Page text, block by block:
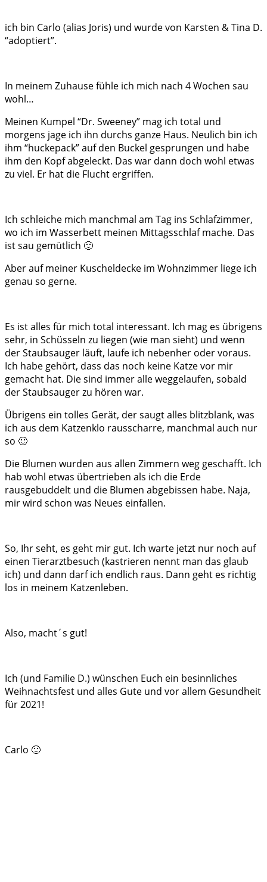
ich bin Carlo (alias Joris) und wurde von Karsten & Tina D.
“adoptiert”.
In meinem Zuhause fühle ich mich nach 4 Wochen sau
wohl…
Meinen Kumpel “Dr. Sweeney” mag ich total und
morgens jage ich ihn durchs ganze Haus. Neulich bin ich
ihm “huckepack” auf den Buckel gesprungen und habe
ihm den Kopf abgeleckt. Das war dann doch wohl etwas
zu viel. Er hat die Flucht ergriffen.
Ich schleiche mich manchmal am Tag ins Schlafzimmer,
wo ich im Wasserbett meinen Mittagsschlaf mache. Das
ist sau gemütlich 🙂
Aber auf meiner Kuscheldecke im Wohnzimmer liege ich
genau so gerne.
Es ist alles für mich total interessant. Ich mag es übrigens
sehr, in Schüsseln zu liegen (wie man sieht) und wenn
der Staubsauger läuft, laufe ich nebenher oder voraus.
Ich habe gehört, dass das noch keine Katze vor mir
gemacht hat. Die sind immer alle weggelaufen, sobald
der Staubsauger zu hören war.
Übrigens ein tolles Gerät, der saugt alles blitzblank, was
ich aus dem Katzenklo rausscharre, manchmal auch nur
so 🙂
Die Blumen wurden aus allen Zimmern weg geschafft. Ich
hab wohl etwas übertrieben als ich die Erde
rausgebuddelt und die Blumen abgebissen habe. Naja,
mir wird schon was Neues einfallen.
So, Ihr seht, es geht mir gut. Ich warte jetzt nur noch auf
einen Tierarztbesuch (kastrieren nennt man das glaub
ich) und dann darf ich endlich raus. Dann geht es richtig
los in meinem Katzenleben.
Also, macht´s gut!
Ich (und Familie D.) wünschen Euch ein besinnliches
Weihnachtsfest und alles Gute und vor allem Gesundheit
für 2021!
Carlo 🙂